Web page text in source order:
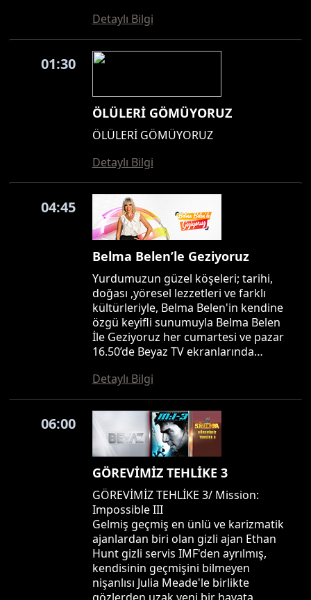
Detaylı Bilgi
01:30
ÖLÜLERİ GÖMÜYORUZ
ÖLÜLERİ GÖMÜYORUZ
Detaylı Bilgi
04:45
Belma Belen’le Geziyoruz
Yurdumuzun güzel köşeleri; tarihi,
doğası ,yöresel lezzetleri ve farklı
kültürleriyle, Belma Belen'in kendine
özgü keyifli sunumuyla Belma Belen
İle Geziyoruz her cumartesi ve pazar
16.50’de Beyaz TV ekranlarında…
Detaylı Bilgi
06:00
GÖREVİMİZ TEHLİKE 3
GÖREVİMİZ TEHLİKE 3/ Mission:
Impossible III
Gelmiş geçmiş en ünlü ve karizmatik
ajanlardan biri olan gizli ajan Ethan
Hunt gizli servis IMF'den ayrılmış,
kendisinin geçmişini bilmeyen
nişanlısı Julia Meade'le birlikte